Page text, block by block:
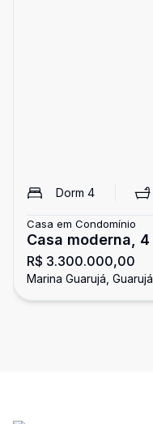
Dorm 4
Casa em Condomínio
Casa moderna,
Condomínio
R$ 3.300.000,00
Marina Guarujá,